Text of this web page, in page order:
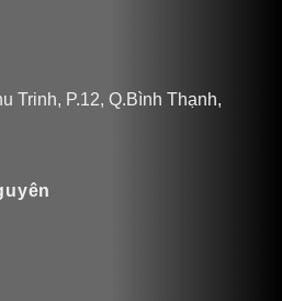
Trinh, P.12, Q.Bình Thạnh,